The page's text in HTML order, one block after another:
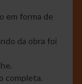
em forma de
da obra foi
completa.